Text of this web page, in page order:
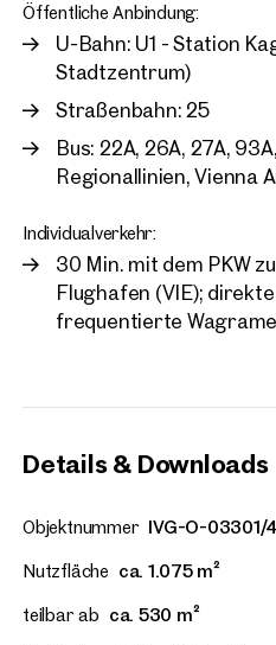
Öffentliche Anbindung:
U-Bahn: U1 - Station
Stadtzentrum)
Straßenbahn: 25
Bus: 22A, 26A, 27A,
Regionallinien, Vienna
Individualverkehr:
30 Min. mit dem PKW
Flughafen (VIE);
frequentierte
Details & Downloads
Objektnummer IVG-O-03301/4
Nutzfläche ca. 1.075 m²
teilbar ab ca. 530 m²